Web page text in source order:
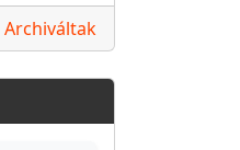
Archiváltak